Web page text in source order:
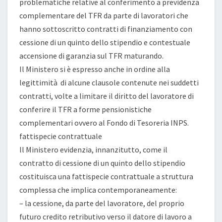
problematiche relative al conferimento a previdenza
complementare del TFR da parte di lavoratori che
hanno sottoscritto contratti di finanziamento con
cessione di un quinto dello stipendio e contestuale
accensione di garanzia sul TFR maturando.
Il Ministero si è espresso anche in ordine alla
legittimità di alcune clausole contenute nei suddetti
contratti, volte a limitare il diritto del lavoratore di
conferire il TFR a forme pensionistiche
complementari ovvero al Fondo di Tesoreria INPS.
fattispecie contrattuale
Il Ministero evidenzia, innanzitutto, come il
contratto di cessione di un quinto dello stipendio
costituisca una fattispecie contrattuale a struttura
complessa che implica contemporaneamente:
– la cessione, da parte del lavoratore, del proprio
futuro credito retributivo verso il datore di lavoro a